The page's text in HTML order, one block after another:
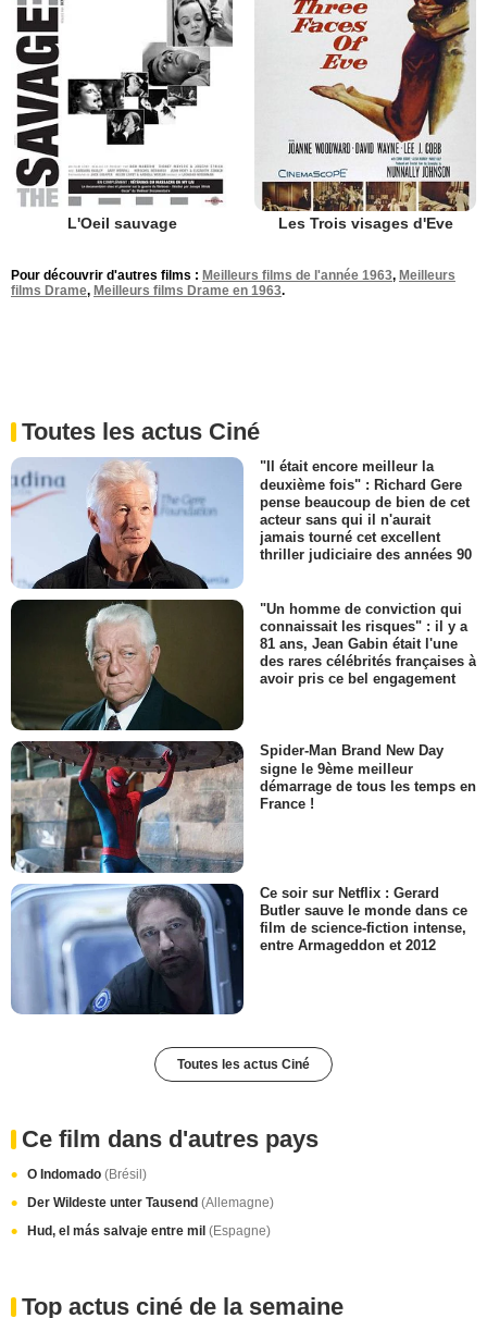
L'Oeil sauvage Les Trois visages d'Eve
Pour découvrir d'autres films : Meilleurs films de l'année 1963, Meilleurs
films Drame, Meilleurs films Drame en 1963.
Toutes les actus Ciné
"Il était encore meilleur la
deuxième fois" : Richard Gere
pense beaucoup de bien de cet
acteur sans qui il n'aurait
jamais tourné cet excellent
thriller judiciaire des années 90
"Un homme de conviction qui
connaissait les risques" : il y a
81 ans, Jean Gabin était l'une
des rares célébrités françaises à
avoir pris ce bel engagement
Spider-Man Brand New Day
signe le 9ème meilleur
démarrage de tous les temps en
France !
Ce soir sur Netflix : Gerard
Butler sauve le monde dans ce
film de science-fiction intense,
entre Armageddon et 2012
Toutes les actus Ciné
Ce film dans d'autres pays
O Indomado (Brésil)
Der Wildeste unter Tausend (Allemagne)
Hud, el más salvaje entre mil (Espagne)
Top actus ciné de la semaine